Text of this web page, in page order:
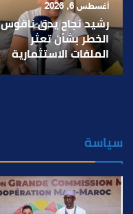
أغسطس 6, 2026
رشيد نجاح يدق ناقوس
الخطر بشأن تعثر
الملفات الاستثمارية
بمراكش ويدعو إلى
سياسة